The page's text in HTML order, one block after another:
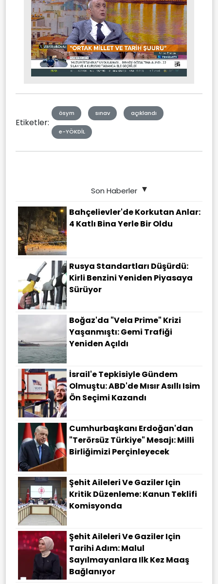
Unmute Stream
Etiketler:
ösym sınav açıklandı
e-YÖKDİL
Son Haberler
Bahçelievler'de Korkutan Anlar:
4 Katlı Bina Yerle Bir Oldu
Rusya Standartları Düşürdü:
Kirli Benzini Yeniden Piyasaya
Sürüyor
Boğaz'da "Vela Prime" Krizi
Yaşanmıştı: Gemi Trafiği
Yeniden Açıldı
İsrail'e Tepkisiyle Gündem
Olmuştu: ABD'de Mısır Asıllı Isim
Ön Seçimi Kazandı
Cumhurbaşkanı Erdoğan'dan
"terörsüz Türkiye" Mesajı: Milli
Birliğimizi Perçinleyecek
Şehit Aileleri Ve Gaziler Için
Kritik Düzenleme: Kanun Teklifi
Komisyonda
Şehit Aileleri Ve Gaziler Için
Tarihi Adım: Malul
Sayılmayanlara Ilk Kez Maaş
Bağlanıyor